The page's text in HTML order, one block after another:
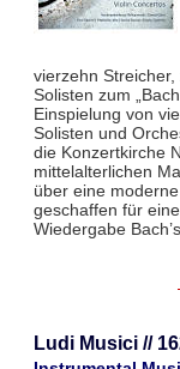
vierzehn
Solisten zum
Einspielung von
Solisten und
die Konzertkirche
mittelalterlichen
über eine
geschaffen für
Wiedergabe
Ludi Musici //